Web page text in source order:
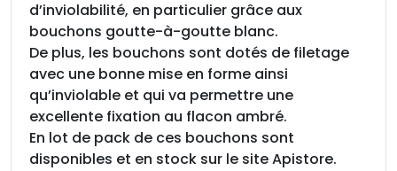
d’inviolabilité, en particulier grâce aux
bouchons goutte-à-goutte blanc.
De plus, les bouchons sont dotés de filetage
avec une bonne mise en forme ainsi
qu’inviolable et qui va permettre une
excellente fixation au flacon ambré.
En lot de pack de ces bouchons sont
disponibles et en stock sur le site Apistore.